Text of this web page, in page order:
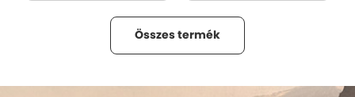
Összes termék